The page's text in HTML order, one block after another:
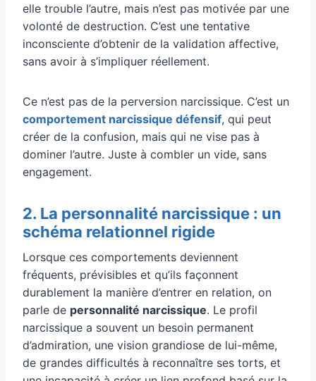
elle trouble l’autre, mais n’est pas motivée par une
volonté de destruction. C’est une tentative
inconsciente d’obtenir de la validation affective,
sans avoir à s’impliquer réellement.
Ce n’est pas de la perversion narcissique. C’est un
comportement narcissique défensif, qui peut
créer de la confusion, mais qui ne vise pas à
dominer l’autre. Juste à combler un vide, sans
engagement.
2. La personnalité narcissique : un
schéma relationnel rigide
Lorsque ces comportements deviennent
fréquents, prévisibles et qu’ils façonnent
durablement la manière d’entrer en relation, on
parle de personnalité narcissique. Le profil
narcissique a souvent un besoin permanent
d’admiration, une vision grandiose de lui-même,
de grandes difficultés à reconnaître ses torts, et